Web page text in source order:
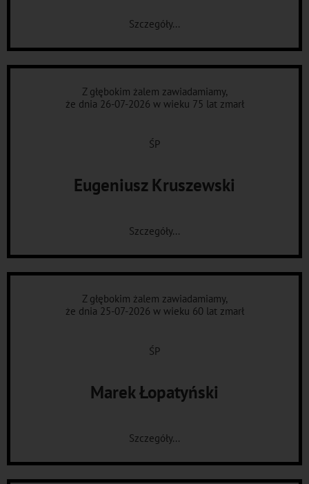
Szczegóły...
Z głębokim żalem zawiadamiamy,
że dnia 26-07-2026 w wieku 75 lat zmarł
ŚP
Eugeniusz Kruszewski
Szczegóły...
Z głębokim żalem zawiadamiamy,
że dnia 25-07-2026 w wieku 60 lat zmarł
ŚP
Marek Łopatyński
Szczegóły...